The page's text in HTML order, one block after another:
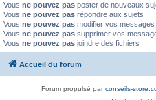
Vous ne pouvez pas poster de nouveaux
Vous ne pouvez pas répondre aux sujets
Vous ne pouvez pas modifier vos messages
Vous ne pouvez pas supprimer vos
Vous ne pouvez pas joindre des fichiers
Accueil du forum
Forum propulsé parconseils-